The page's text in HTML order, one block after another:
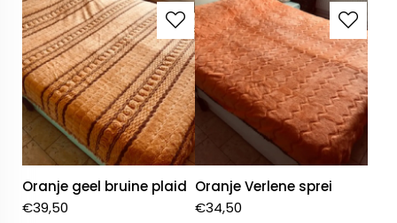
Oranje geel bruine plaid
€39,50
Oranje Verlene sprei
€34,50